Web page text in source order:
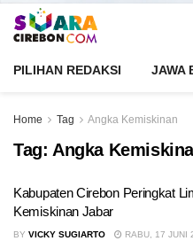
PILIHAN REDAKSI JAWA
Home Tag Angka Kemiskinan
Tag: Angka
Kabupaten Cirebon Peringkat
Kemiskinan Jabar
BY VICKY SUGIARTO RABU, 17 JUNI